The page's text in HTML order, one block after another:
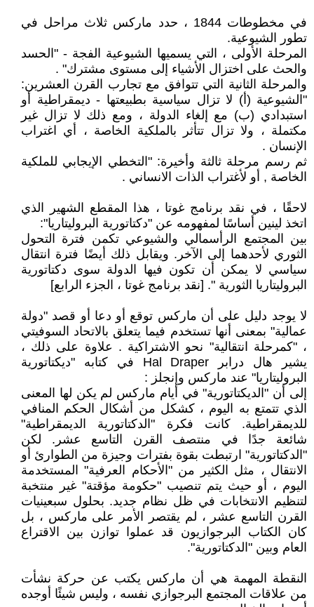
في مخطوطات 1844 ، حدد ماركس ثلاث مراحل في
تطور الشيوعية.
المرحلة الأولى ، التي يسميها الشيوعية الفجة - "الحسد
والحث على اختزال الأشياء إلى مستوى مشترك" .
والمرحلة الثانية التي تتوافق مع تجارب القرن العشرين:
"الشيوعية (أ) لا تزال سياسية بطبيعتها - ديمقراطية أو
استبدادي (ب) مع إلغاء الدولة ، ومع ذلك لا تزال غير
مكتملة ، ولا تزال تتأثر بالملكية الخاصة ، أي اغتراب
الإنسان .
ثم رسم مرحلة ثالثة وأخيرة: "التخطي الإيجابي للملكية
الخاصة , أو لأغتراب الذات الانساني .
لاحقًا ، في نقد برنامج غوتا ، هذا المقطع الشهير الذي
اتخذ لينين أساسًا لمفهومه عن "دكتاتورية البروليتاريا":
بين المجتمع الرأسمالي والشيوعي تكمن فترة التحول
الثوري لأحدهما إلى الآخر. ويقابل ذلك أيضًا فترة انتقال
سياسي لا يمكن أن تكون فيها الدولة سوى دكتاتورية
البروليتاريا الثورية ". [نقد برنامج غوتا ، الجزء الرابع]
لا يوجد دليل على أن ماركس توقع أو دعا أو قصد "دولة
عمالية" بمعنى أنها تستخدم فيما يتعلق بالاتحاد السوفيتي
، "كمرحلة انتقالية" نحو الاشتراكية . علاوة على ذلك ،
يشير هال درابر Hal Draper في كتابه "ديكتاتورية
البروليتاريا" عند ماركس وإنجلز :
إلى أن "الديكتاتورية" في أيام ماركس لم يكن لها المعنى
الذي تتمتع به اليوم ، كشكل من أشكال الحكم المنافي
للديمقراطية. كانت فكرة "الدكتاتورية الديمقراطية"
شائعة جدًا في منتصف القرن التاسع عشر. لكن
"الدكتاتورية" ارتبطت بقوة بفترات وجيزة من الطوارئ أو
الانتقال ، مثل الكثير من "الأحكام العرفية" المستخدمة
اليوم ، أو حيث يتم تنصيب "حكومة مؤقتة" غير منتخبة
لتنظيم الانتخابات في ظل نظام جديد. بحلول سبعينيات
القرن التاسع عشر ، لم يقتصر الأمر على ماركس ، بل
كان الكتاب البرجوازيون قد عملوا توازن بين الاقتراع
العام وبين "الدكتاتورية".
النقطة المهمة هي أن ماركس يكتب عن حركة نشأت
من علاقات المجتمع البرجوازي نفسه ، وليس شيئًا أوجده